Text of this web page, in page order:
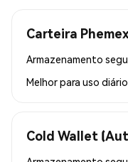
Carteira
Armazenamento
Melhor para uso diário
Cold Wallet